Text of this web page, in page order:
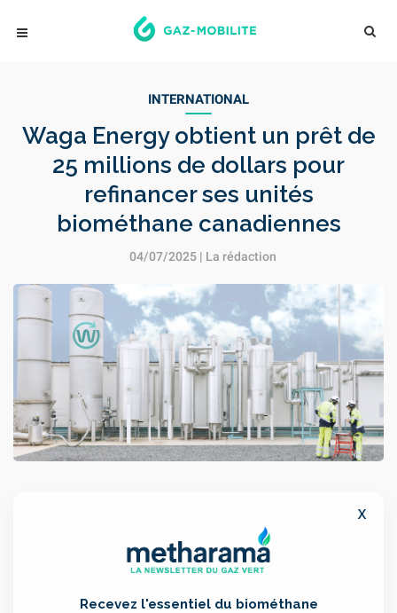
INTERNATIONAL
Waga Energy obtient un prêt de
25 millions de dollars pour
refinancer ses unités
biométhane canadiennes
04/07/2025 | La rédaction
x
Recevez l'essentiel du biométhane